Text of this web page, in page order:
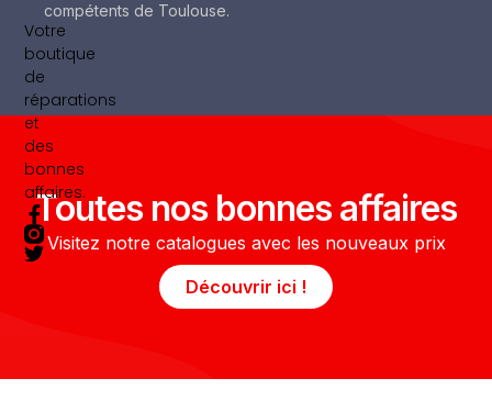
compétents de Toulouse.
Toutes nos bonnes affaires
Visitez notre catalogues avec les nouveaux prix
Découvrir ici !
Votre
boutique
de
réparations
et
des
bonnes
affaires.
F
a
c
T
w
i